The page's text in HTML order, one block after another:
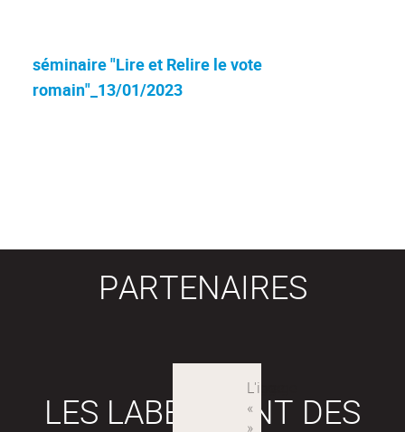
séminaire "Lire et Relire le vote
romain"_13/01/2023
PARTENAIRES
LES LABEX SONT DES